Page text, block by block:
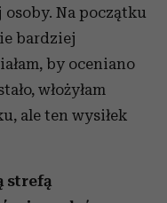
osoby. Na początku
bardziej
by oceniano
włożyłam
ale ten wysiłek
strefą